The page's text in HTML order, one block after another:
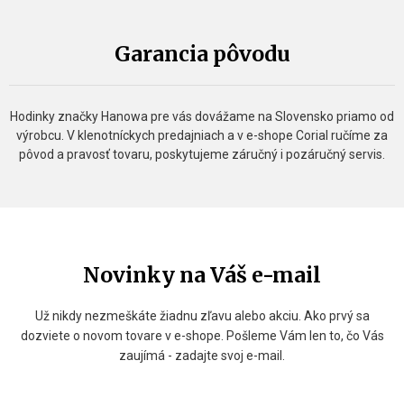
Garancia pôvodu
Hodinky značky Hanowa pre vás dovážame na Slovensko priamo od
výrobcu. V klenotníckych predajniach a v e-shope Corial ručíme za
pôvod a pravosť tovaru, poskytujeme záručný i pozáručný servis.
Novinky na Váš e-mail
Už nikdy nezmeškáte žiadnu zľavu alebo akciu. Ako prvý sa
dozviete o novom tovare v e-shope. Pošleme Vám len to, čo Vás
zaujímá - zadajte svoj e-mail.